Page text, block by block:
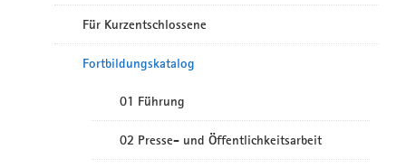
Für Kurzentschlossene
Fortbildungskatalog
01 Führung
02 Presse- und Öffentlichkeitsarbeit